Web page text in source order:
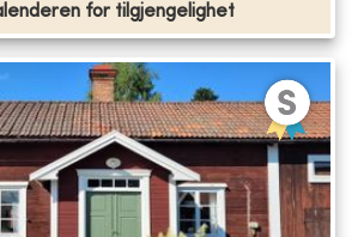
for tilgjengelighet